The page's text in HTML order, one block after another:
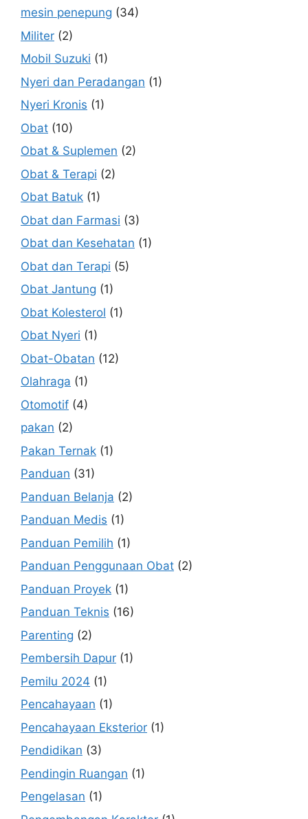
mesin penepung (34)
Militer (2)
Mobil Suzuki (1)
Nyeri dan Peradangan (1)
Nyeri Kronis (1)
Obat (10)
Obat & Suplemen (2)
Obat & Terapi (2)
Obat Batuk (1)
Obat dan Farmasi (3)
Obat dan Kesehatan (1)
Obat dan Terapi (5)
Obat Jantung (1)
Obat Kolesterol (1)
Obat Nyeri (1)
Obat-Obatan (12)
Olahraga (1)
Otomotif (4)
pakan (2)
Pakan Ternak (1)
Panduan (31)
Panduan Belanja (2)
Panduan Medis (1)
Panduan Pemilih (1)
Panduan Penggunaan Obat (2)
Panduan Proyek (1)
Panduan Teknis (16)
Parenting (2)
Pembersih Dapur (1)
Pemilu 2024 (1)
Pencahayaan (1)
Pencahayaan Eksterior (1)
Pendidikan (3)
Pendingin Ruangan (1)
Pengelasan (1)